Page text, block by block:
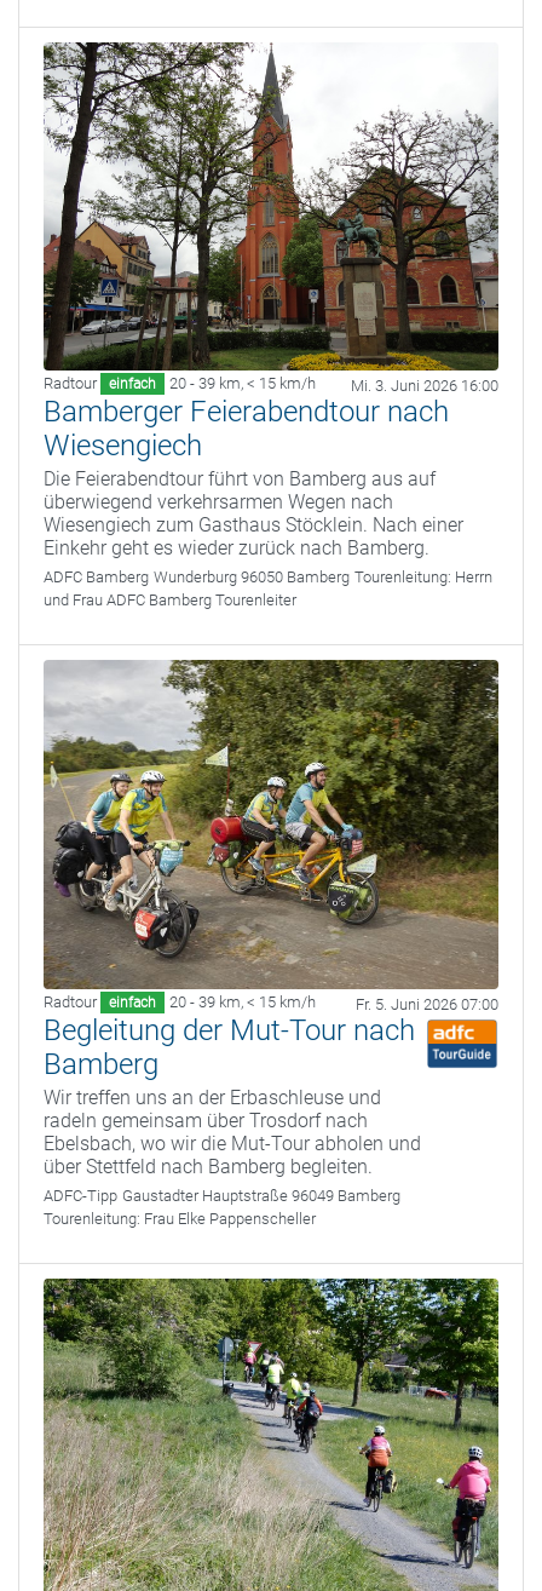
Radtour einfach 20 - 39 km, < 15 km/h Mi. 3. Juni 2026 16:00
Bamberger Feierabendtour nach
Wiesengiech
Die Feierabendtour führt von Bamberg aus auf
überwiegend verkehrsarmen Wegen nach
Wiesengiech zum Gasthaus Stöcklein. Nach einer
Einkehr geht es wieder zurück nach Bamberg.
ADFC Bamberg Wunderburg 96050 Bamberg Tourenleitung: Herrn
und Frau ADFC Bamberg Tourenleiter
Radtour einfach 20 - 39 km, < 15 km/h Fr. 5. Juni 2026 07:00
Begleitung der Mut-Tour nach
Bamberg
Wir treffen uns an der Erbaschleuse und
radeln gemeinsam über Trosdorf nach
Ebelsbach, wo wir die Mut-Tour abholen und
über Stettfeld nach Bamberg begleiten.
ADFC-Tipp Gaustadter Hauptstraße 96049 Bamberg
Tourenleitung: Frau Elke Pappenscheller